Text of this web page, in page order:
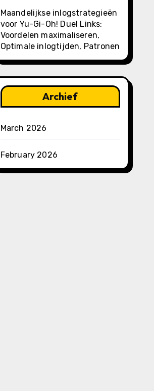
Maandelijkse inlogstrategieën
voor Yu-Gi-Oh! Duel Links:
Voordelen maximaliseren,
Optimale inlogtijden, Patronen
Archief
March 2026
February 2026